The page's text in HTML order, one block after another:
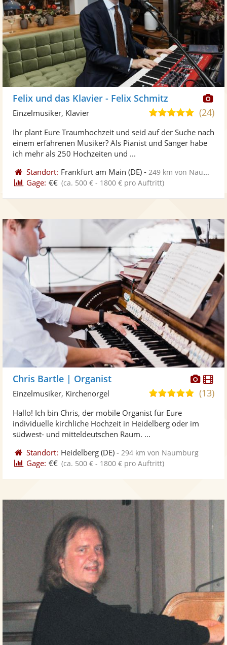
Felix und das Klavier - Felix Schmitz
5,0
5
(24)
Einzelmusiker, Klavier
Ihr plant Eure Traumhochzeit und seid auf der Suche nach
einem erfahrenen Musiker? Als Pianist und Sänger habe
ich mehr als 250 Hochzeiten und ...
Standort: Frankfurt am Main (DE) - 249 km von Naumburg
Gage: €€ (ca. 500 € - 1800 € pro Auftritt)
Chris Bartle | Organist
5,0(13)
Einzelmusiker, Kirchenorgel
Hallo! Ich bin Chris, der mobile Organist für Eure
individuelle kirchliche Hochzeit in Heidelberg oder im
südwest- und mitteldeutschen Raum. ...
Standort: Heidelberg (DE) - 294 km von Naumburg
Gage: €€ (ca. 500 € - 1800 € pro Auftritt)